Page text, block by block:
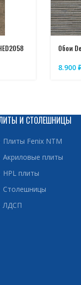
Обои
8.900
И СТОЛЕШНИЦЫ
Плиты Fenix NTM
Акриловые плиты
HPL плиты
Столешницы
ЛДСП